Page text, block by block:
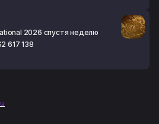
2026 спустя неделю
617 138